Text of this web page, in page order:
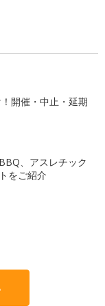
開催・中止・延期
、アスレチック
をご紹介